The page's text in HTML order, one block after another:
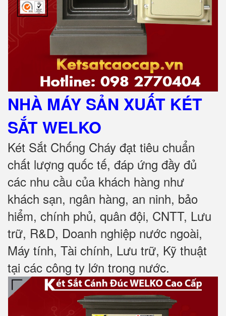
NHÀ MÁY SẢN XUẤT KÉT
SẮTWELKO
Két Sắt Chống Cháy đạt tiêu chuẩn
chất lượng quốc tế, đáp ứng đầy đủ
các nhu cầu của khách hàng như
khách sạn, ngân hàng, an ninh, bảo
hiểm, chính phủ, quân đội, CNTT, Lưu
trữ, R&D, Doanh nghiệp nước ngoài,
Máy tính, Tài chính, Lưu trữ, Kỹ thuật
tại các công ty lớn trong nước.